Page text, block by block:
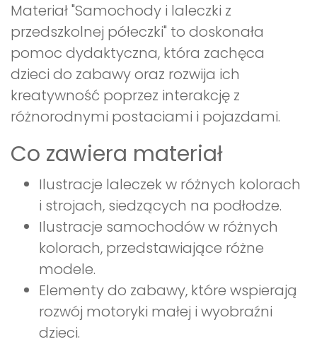
Materiał "Samochody i laleczki z
przedszkolnej półeczki" to doskonała
pomoc dydaktyczna, która zachęca
dzieci do zabawy oraz rozwija ich
kreatywność poprzez interakcję z
różnorodnymi postaciami i pojazdami.
Co zawiera materiał
Ilustracje laleczek w różnych kolorach
i strojach, siedzących na podłodze.
Ilustracje samochodów w różnych
kolorach, przedstawiające różne
modele.
Elementy do zabawy, które wspierają
rozwój motoryki małej i wyobraźni
dzieci.